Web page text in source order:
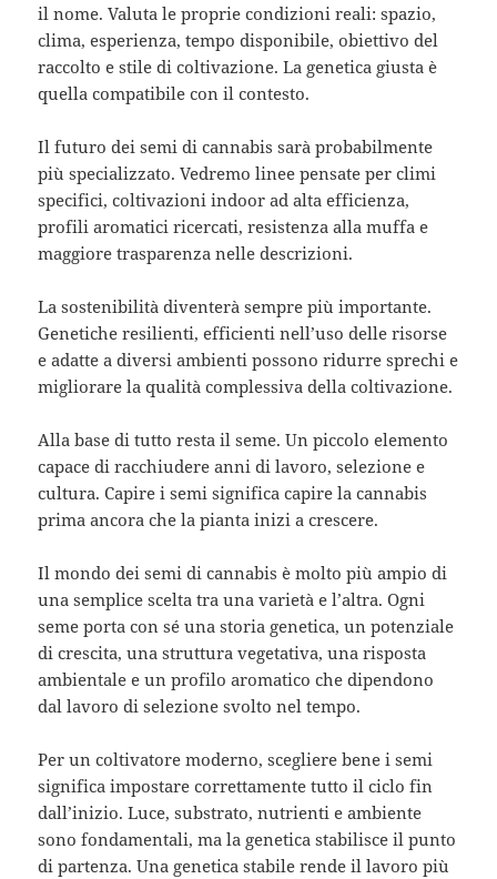
il nome. Valuta le proprie condizioni reali: spazio,
clima, esperienza, tempo disponibile, obiettivo del
raccolto e stile di coltivazione. La genetica giusta è
quella compatibile con il contesto.
Il futuro dei semi di cannabis sarà probabilmente
più specializzato. Vedremo linee pensate per climi
specifici, coltivazioni indoor ad alta efficienza,
profili aromatici ricercati, resistenza alla muffa e
maggiore trasparenza nelle descrizioni.
La sostenibilità diventerà sempre più importante.
Genetiche resilienti, efficienti nell’uso delle risorse
e adatte a diversi ambienti possono ridurre sprechi e
migliorare la qualità complessiva della coltivazione.
Alla base di tutto resta il seme. Un piccolo elemento
capace di racchiudere anni di lavoro, selezione e
cultura. Capire i semi significa capire la cannabis
prima ancora che la pianta inizi a crescere.
Il mondo dei semi di cannabis è molto più ampio di
una semplice scelta tra una varietà e l’altra. Ogni
seme porta con sé una storia genetica, un potenziale
di crescita, una struttura vegetativa, una risposta
ambientale e un profilo aromatico che dipendono
dal lavoro di selezione svolto nel tempo.
Per un coltivatore moderno, scegliere bene i semi
significa impostare correttamente tutto il ciclo fin
dall’inizio. Luce, substrato, nutrienti e ambiente
sono fondamentali, ma la genetica stabilisce il punto
di partenza. Una genetica stabile rende il lavoro più